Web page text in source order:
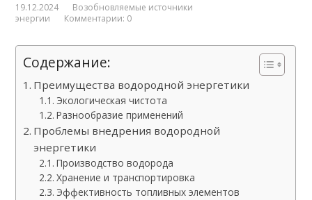
19.12.2024
Возобновляемые источники
энергии
Комментарии: 0
Содержание:
Преимущества водородной энергетики
Экологическая чистота
Разнообразие применений
Проблемы внедрения водородной
энергетики
Производство водорода
Хранение и транспортировка
Эффективность топливных элементов